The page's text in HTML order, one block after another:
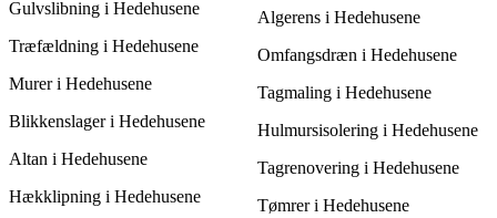
Gulvslibning i Hedehusene
Træfældning i Hedehusene
Murer i Hedehusene
Blikkenslager i Hedehusene
Altan i Hedehusene
Hækklipning i Hedehusene
Algerens i Hedehusene
Omfangsdræn i Hedehusene
Tagmaling i Hedehusene
Hulmursisolering i Hedehusene
Tagrenovering i Hedehusene
Tømrer i Hedehusene